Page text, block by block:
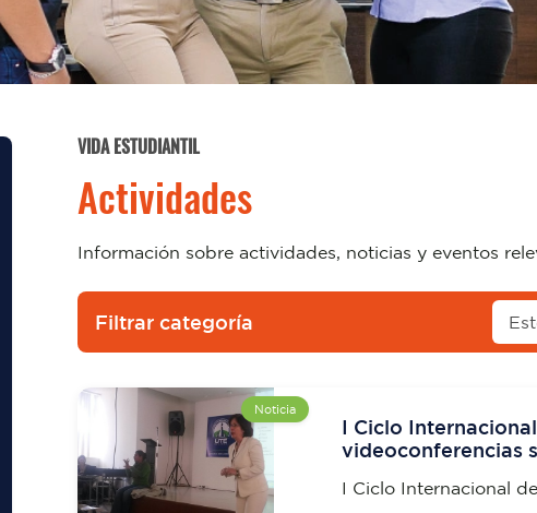
VIDA ESTUDIANTIL
Actividades
Información sobre actividades, noticias y eventos
Filtrar categoría
Noticia
I Ciclo
videoconferencias
I Ciclo Internacional